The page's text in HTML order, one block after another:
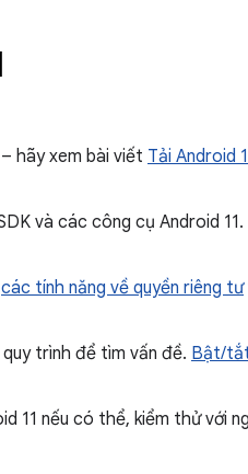
– hãy xem bài viết Tải Android
và các công cụ Android 11.
các tính năng về quyền riêng tư
trình để tìm vấn đề. Bật/
11 nếu có thể, kiểm thử với